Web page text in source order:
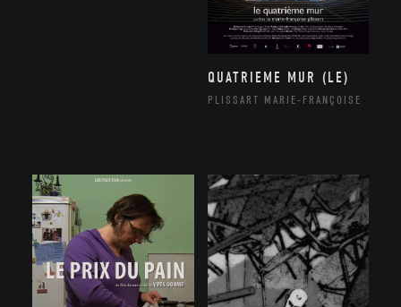
QUATRIEME MUR (LE)
PLISSART MARIE-FRANÇOISE